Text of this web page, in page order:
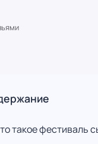
такое фестиваль